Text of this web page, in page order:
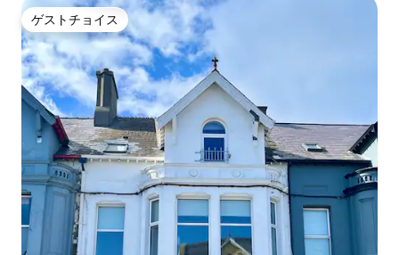
ゲストチョイス
ゲストチョイス